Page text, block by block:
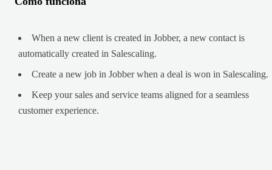
When a new client is created in Jobber, a new contact is
automatically created in Salescaling.
Create a new job in Jobber when a deal is won in Salescaling.
Keep your sales and service teams aligned for a seamless
customer experience.